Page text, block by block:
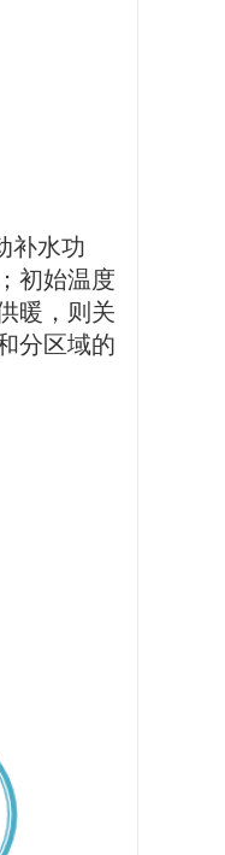
补水功
初始温度
暖，则关
分区域的